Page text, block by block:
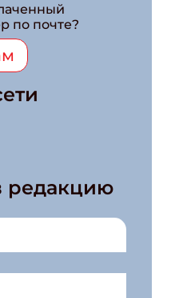
по почте?
редакцию